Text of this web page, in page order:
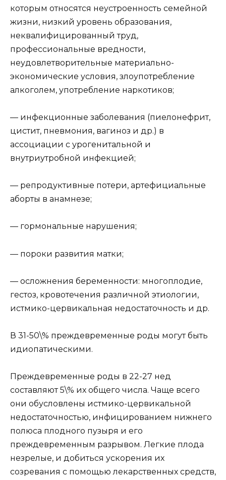
которым относятся неустроенность семейной
жизни, низкий уровень образования,
неквалифицированный труд,
профессиональные вредности,
неудовлетворительные материально-
экономические условия, злоупотребление
алкоголем, употребление наркотиков;
— инфекционные заболевания (пиелонефрит,
цистит, пневмония, вагиноз и др.) в
ассоциации с урогенитальной и
внутриутробной инфекцией;
— репродуктивные потери, артефициальные
аборты в анамнезе;
— гормональные нарушения;
— пороки развития матки;
— осложнения беременности: многоплодие,
гестоз, кровотечения различной этиологии,
истмико-цервикальная недостаточность и др.
В 31-50\% преждевременные роды могут быть
идиопатическими.
Преждевременные роды в 22-27 нед
составляют 5\% их общего числа. Чаще всего
они обусловлены истмико-цервикальной
недостаточностью, инфицированием нижнего
полюса плодного пузыря и его
преждевременным разрывом. Легкие плода
незрелые, и добиться ускорения их
созревания с помощью лекарственных средств,